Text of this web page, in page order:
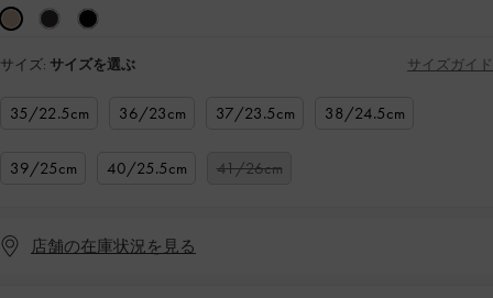
サイズ: サイズを選ぶ サイズガイド
35/22.5cm 36/23cm 37/23.5cm 38/24.5cm
39/25cm 40/25.5cm 41/26cm
店舗の在庫状況を見る